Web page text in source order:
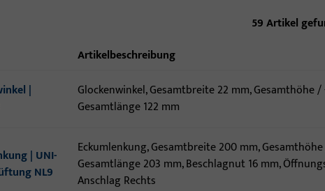
59Artikel
Artikelbeschreibung
|
Glockenwinkel, Gesamtbreite 22 mm, Gesamthöhe
Gesamtlänge 122 mm
| UNI-
NL9
Eckumlenkung, Gesamtbreite 200 mm,
Gesamtlänge 203 mm, Beschlagnut 16 mm,
Anschlag Rechts